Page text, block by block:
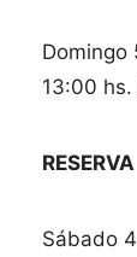
Domingo
13:00
RESERVA
Sábado